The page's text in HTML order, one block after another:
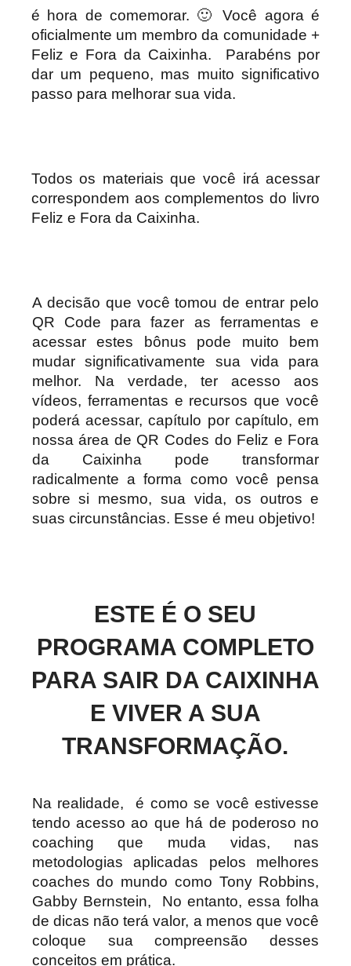
é hora de comemorar. 🙂 Você agora é
oficialmente um membro da comunidade +
Feliz e Fora da Caixinha. Parabéns por
dar um pequeno, mas muito significativo
passo para melhorar sua vida.
Todos os materiais que você irá acessar
correspondem aos complementos do livro
Feliz e Fora da Caixinha.
A decisão que você tomou de entrar pelo
QR Code para fazer as ferramentas e
acessar estes bônus pode muito bem
mudar significativamente sua vida para
melhor. Na verdade, ter acesso aos
vídeos, ferramentas e recursos que você
poderá acessar, capítulo por capítulo, em
nossa área de QR Codes do Feliz e Fora
da Caixinha pode transformar
radicalmente a forma como você pensa
sobre si mesmo, sua vida, os outros e
suas circunstâncias. Esse é meu objetivo!
ESTE É O SEU
PROGRAMA COMPLETO
PARA SAIR DA CAIXINHA
E VIVER A SUA
TRANSFORMAÇÃO.
Na realidade, é como se você estivesse
tendo acesso ao que há de poderoso no
coaching que muda vidas, nas
metodologias aplicadas pelos melhores
coaches do mundo como Tony Robbins,
Gabby Bernstein, No entanto, essa folha
de dicas não terá valor, a menos que você
coloque sua compreensão desses
conceitos em prática.